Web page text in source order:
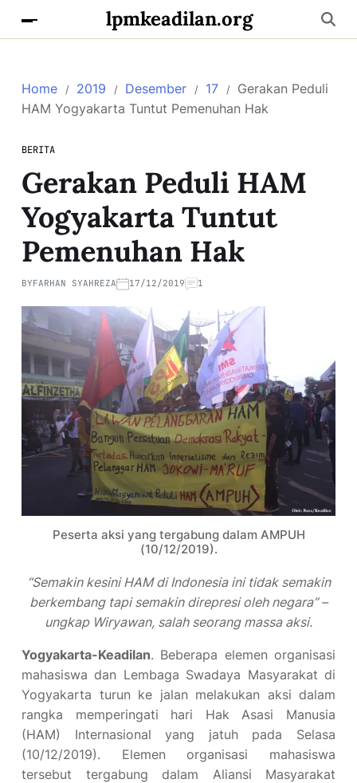
lpmkeadilan.org
Home 2019 Desember 17
Gerakan Peduli
HAM Yogyakarta Tuntut Pemenuhan Hak
BERITA
Gerakan Peduli HAM
Yogyakarta Tuntut
Pemenuhan Hak
BYFARHAN SYAHREZA 17/12/2019 1
Peserta aksi yang tergabung dalam AMPUH
(10/12/2019).
“Semakin kesini HAM di Indonesia ini tidak semakin
berkembang tapi semakin direpresi oleh negara” –
ungkap Wiryawan, salah seorang massa aksi.
Yogyakarta-Keadilan. Beberapa elemen organisasi
mahasiswa dan Lembaga Swadaya Masyarakat di
Yogyakarta turun ke jalan melakukan aksi dalam
rangka memperingati hari Hak Asasi Manusia
(HAM) Internasional yang jatuh pada Selasa
(10/12/2019). Elemen organisasi mahasiswa
tersebut tergabung dalam Aliansi Masyarakat